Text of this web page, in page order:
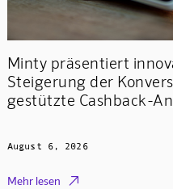
Minty präsentiert
Steigerung der
gestützte Cashback-
August 6, 2026
Mehr lesen 